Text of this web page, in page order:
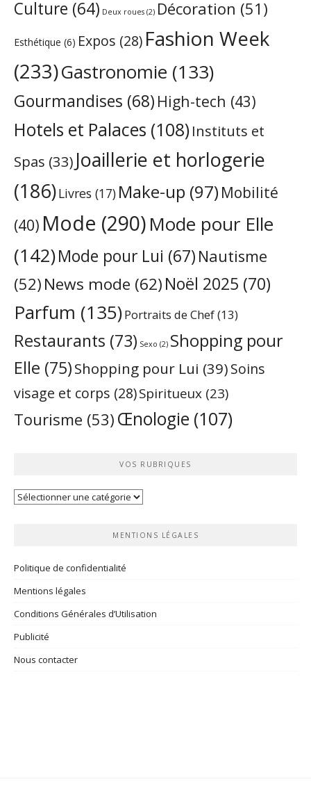
Culture (64) Deux roues (2) Décoration (51)
Esthétique (6) Expos (28) Fashion Week
(233)Gastronomie (133)
Gourmandises (68) High-tech (43)
Hotels et Palaces (108) Instituts et
Spas (33) Joaillerie et horlogerie
(186)Livres (17) Make-up (97) Mobilité
(40) Mode (290)Mode pour Elle
(142)Mode pour Lui (67) Nautisme
(52) News mode (62)Noël 2025 (70)
Parfum (135)Portraits de Chef(13)
Restaurants (73) Sexo (2) Shopping pour
Elle (75)Shopping pour Lui (39)Soins
visage et corps (28)Spiritueux (23)
Tourisme (53) Œnologie (107)
VOS RUBRIQUES
Vos
MENTIONS LÉGALES
Politique de confidentialité
Mentions légales
Conditions Générales d’Utilisation
Publicité
Nous contacter